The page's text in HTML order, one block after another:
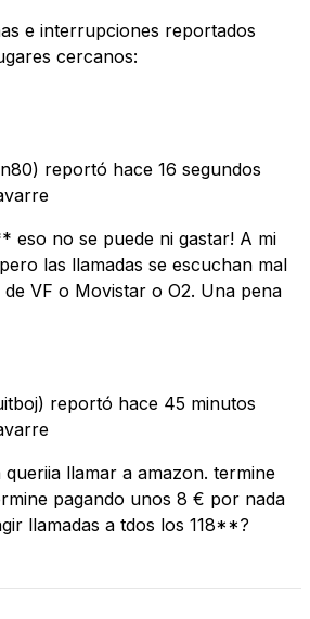
e interrupciones reportados
cercanos:
reportó hace 16 segundos
eso no se puede ni gastar! A mi
las llamadas se escuchan mal
VF o Movistar o O2. Una pena
reportó hace 45 minutos
queriia llamar a amazon. termine
pagando unos 8 € por nada
llamadas a tdos los 118**?